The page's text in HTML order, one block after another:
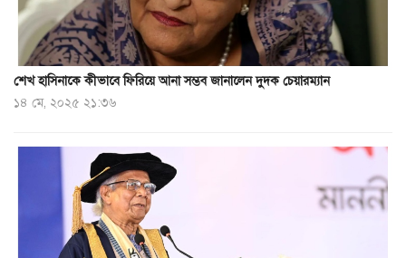
শেখ হাসিনাকে কীভাবে ফিরিয়ে আনা সম্ভব জানালেন দুদক চেয়ারম্যান
১৪ মে, ২০২৫ ২১:৩৬